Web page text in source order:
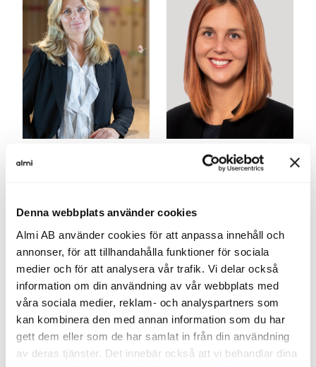
Denna webbplats använder cookies
Almi AB använder cookies för att anpassa innehåll och
annonser, för att tillhandahålla funktioner för sociala
medier och för att analysera vår trafik. Vi delar också
information om din användning av vår webbplats med
våra sociala medier, reklam- och analyspartners som
kan kombinera den med annan information som du har
gett dem eller som de har samlat in från din användning
av deras tjänster. Det innebär också att vi behandlar dina
vd
Elin Stark
affärschef